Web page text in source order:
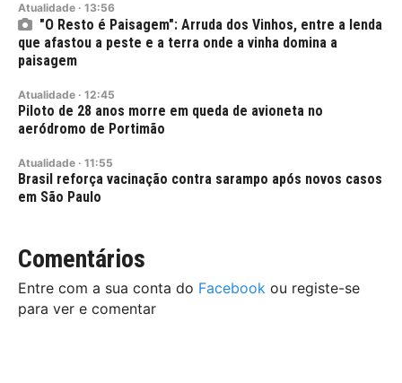
Atualidade · 13:56
"O Resto é Paisagem": Arruda dos Vinhos, entre a lenda
que afastou a peste e a terra onde a vinha domina a
paisagem
Atualidade · 12:45
Piloto de 28 anos morre em queda de avioneta no
aeródromo de Portimão
Atualidade · 11:55
Brasil reforça vacinação contra sarampo após novos casos
em São Paulo
Comentários
Entre com a sua conta do Facebook ou registe-se
para ver e comentar